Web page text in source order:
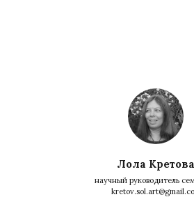
Лола Кретова
научный руководитель